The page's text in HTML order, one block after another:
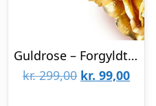
Guldrose – Forgyldt 24K
kr.299,00 Den
kr. 99,00Den